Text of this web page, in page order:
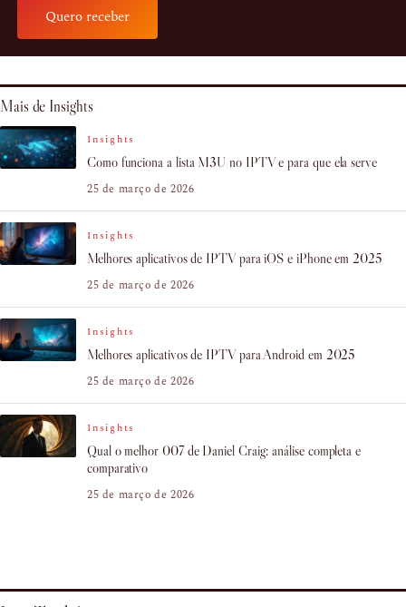
Quero receber
Mais de Insights
Insights
Como funciona a lista M3U no IPTV e para que ela serve
25 de março de 2026
Insights
Melhores aplicativos de IPTV para iOS e iPhone em 2025
25 de março de 2026
Insights
Melhores aplicativos de IPTV para Android em 2025
25 de março de 2026
Insights
Qual o melhor 007 de Daniel Craig: análise completa e
comparativo
25 de março de 2026